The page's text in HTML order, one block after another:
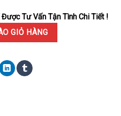
Tư Vấn Tận Tình Chi Tiết !
300M Vàng Đồng Mặt Đen Viền
GIỎ HÀNG